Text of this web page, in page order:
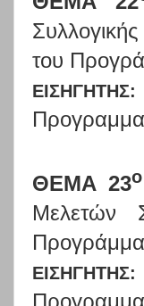
του
ΘΕΜΑ 23ο
Μελετών